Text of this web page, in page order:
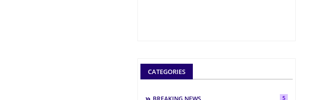
CATEGORIES
5